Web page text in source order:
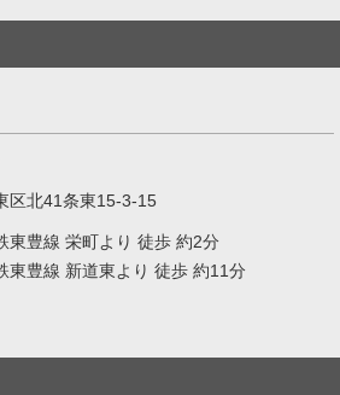
区北41条東15-3-15
東豊線 栄町より 徒歩 約2分
東豊線 新道東より 徒歩 約11分